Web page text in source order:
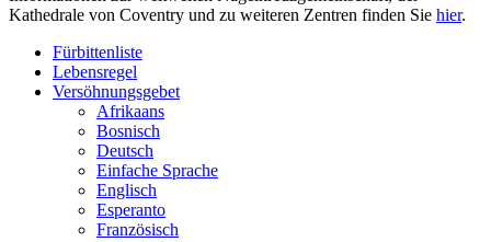
Kathedrale von Coventry und zu weiteren Zentren finden Sie hier.
Fürbittenliste
Lebensregel
Versöhnungsgebet
Afrikaans
Bosnisch
Deutsch
Einfache Sprache
Englisch
Esperanto
Französisch